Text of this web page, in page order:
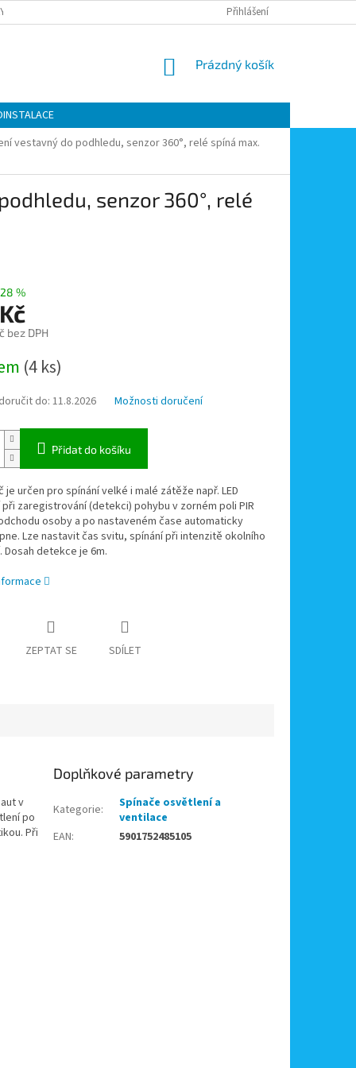
OCHRANY OSOBNÍCH ÚDAJŮ MOJE OBJEDNÁVKA
Přihlášení
NÁKUPNÍ
Prázdný košík
vestavný do podhledu, senzor 360°, relé spíná max.
senzor 360°, relé
%
bez DPH
(4 ks)
do: 11.8.2026 Možnosti doručení
Přidat do košíku
je určen pro spínání velké i malé zátěže např. LED
zaregistrování (detekci) pohybu v zorném poli PIR
osoby a po nastaveném čase automaticky
Lze nastavit čas svitu, spínání při intenzitě okolního
detekce je 6m.
ZEPTAT SE SDÍLET
v
po
Při
Doplňkové parametry
Kategorie:
Spínače osvětlení a
ventilace
EAN: 5901752485105